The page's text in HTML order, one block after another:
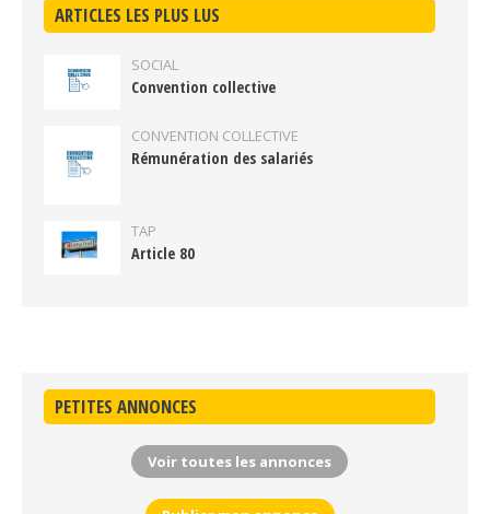
ARTICLES LES PLUS LUS
SOCIAL
Convention collective
CONVENTION COLLECTIVE
Rémunération des salariés
TAP
Article 80
PETITES ANNONCES
Voir toutes les annonces